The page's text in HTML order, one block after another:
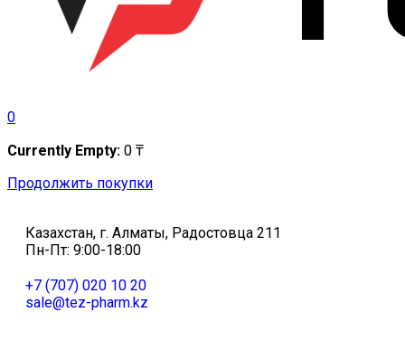
0
Currently Empty: 0 ₸
Продолжить покупки
Казахстан, г. Алматы, Радостовца 211
Пн-Пт: 9:00-18:00
+7 (707) 020 10 20
sale@tez-pharm.kz